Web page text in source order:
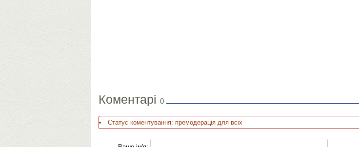
Коментарі 0
Статус коментування: премодерація для всіх